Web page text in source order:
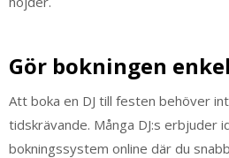
Gör bokningen
Att boka en DJ till festen behöver
tidskrävande. Många DJ:s erbjuder
bokningssystem online där du